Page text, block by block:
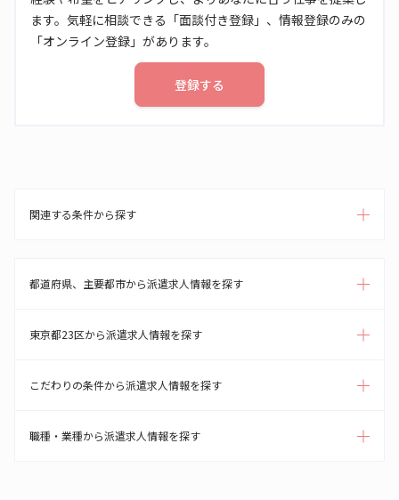
ます。気軽に相談できる「面談付き登録」、情報登録のみの
「オンライン登録」があります。
登録する
関連する条件から探す
都道府県、主要都市から派遣求人情報を探す
東京都23区から派遣求人情報を探す
こだわりの条件から派遣求人情報を探す
職種・業種から派遣求人情報を探す